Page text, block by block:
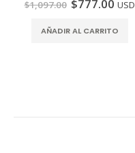
$1,097.00 $777.00 USD
AÑADIR AL CARRITO